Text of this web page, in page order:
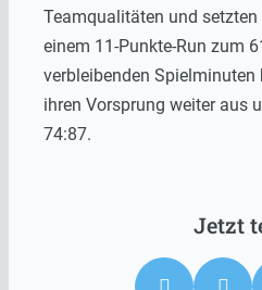
Teamqualitäten und
einem 11-Punkte-Run zum
verbleibenden Spielminuten
ihren Vorsprung weiter aus
74:87.